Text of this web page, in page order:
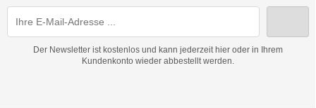
Der Newsletter ist kostenlos und kann jederzeit hier oder in Ihrem
Kundenkonto wieder abbestellt werden.